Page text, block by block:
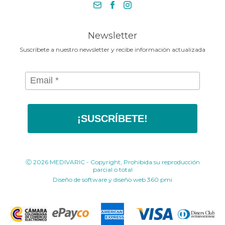
Bogotá 2025
Newsletter
Suscríbete a nuestro newsletter y recibe información actualizada
¡SUSCRÍBETE!
Ⓒ 2026 MEDIVARIC - Copyright, Prohibida su reproducción
parcial o total
Diseño de software y diseño web 360 pmi